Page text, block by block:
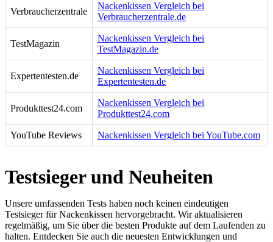
Verbraucherzentrale
Nackenkissen Vergleich bei
Verbraucherzentrale.de
TestMagazin
Nackenkissen Vergleich bei
TestMagazin.de
Expertentesten.de
Nackenkissen Vergleich bei
Expertentesten.de
Produkttest24.com
Nackenkissen Vergleich bei
Produkttest24.com
YouTube Reviews Nackenkissen Vergleich bei YouTube.com
Testsieger und Neuheiten
Unsere umfassenden Tests haben noch keinen eindeutigen
Testsieger für Nackenkissen hervorgebracht. Wir aktualisieren
regelmäßig, um Sie über die besten Produkte auf dem Laufenden zu
halten. Entdecken Sie auch die neuesten Entwicklungen und